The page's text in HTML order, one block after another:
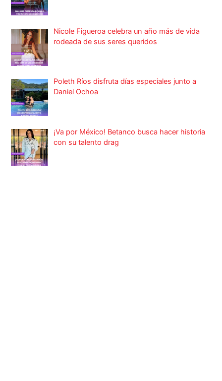
Nicole Figueroa celebra un año más de vida
rodeada de sus seres queridos
Poleth Ríos disfruta días especiales junto a
Daniel Ochoa
¡Va por México! Betanco busca hacer historia
con su talento drag